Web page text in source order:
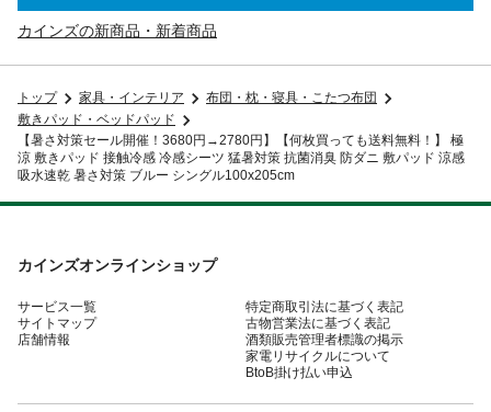
カインズの新商品・新着商品
トップ 家具・インテリア
布団・枕・寝具・こたつ布団
敷きパッド・ベッドパッド
【暑さ対策セール開催！3680円→2780円】【何枚買っても送料無料！】 極
涼 敷きパッド 接触冷感 冷感シーツ 猛暑対策 抗菌消臭 防ダニ 敷パッド 涼感
吸水速乾 暑さ対策 ブルー シングル100x205cm
カインズオンラインショップ
サービス一覧
サイトマップ
店舗情報
特定商取引法に基づく表記
古物営業法に基づく表記
酒類販売管理者標識の掲示
家電リサイクルについて
BtoB掛け払い申込